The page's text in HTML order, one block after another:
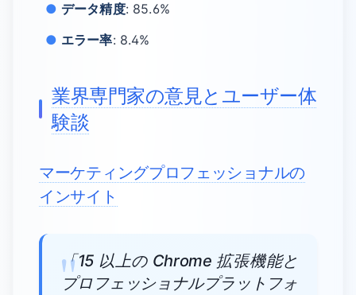
データ精度: 85.6%
エラー率: 8.4%
業界専門家の意見とユーザー体
験談
マーケティングプロフェッショナルの
インサイト
「15 以上の Chrome 拡張機能と
プロフェッショナルプラットフォ